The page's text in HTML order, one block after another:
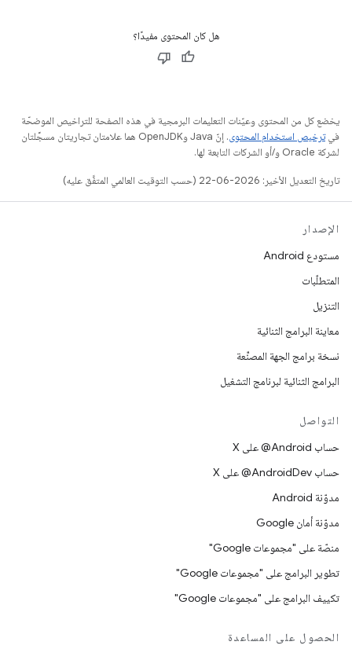
هل كان المحتوى مفيدًا؟
يخضع كل من المحتوى وعيّنات التعليمات البرمجية في هذه الصفحة للتراخيص الموضحّة
فيترخيص استخدام المحتوى
. إنّ Java وOpenJDK هما علامتان تجاريتان مسجَّلتان
لشركة Oracle و/أو الشركات التابعة لها.
تاريخ التعديل الأخير: 2026-06-22 (حسب التوقيت العالمي المتفَّق عليه)
الإصدار
مستودع Android
المتطلّبات
التنزيل
معاينة البرامج الثنائية
نسخة برامج الجهة المصنِّعة
البرامج الثنائية لبرنامج التشغيل
التواصل
حساب ‎@Android على X
حساب ‎@AndroidDev على X
مدوّنة Android
مدوّنة أمان Google
منصّة على "مجموعات Google"
تطوير البرامج على "مجموعات Google"
تكييف البرامج على "مجموعات Google"
الحصول على المساعدة